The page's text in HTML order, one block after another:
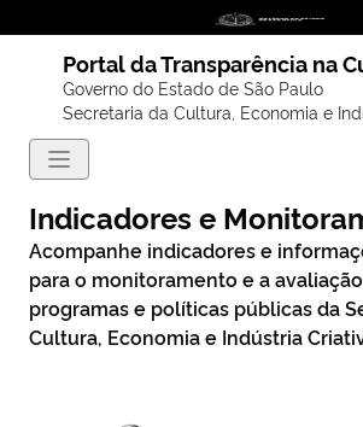
Portal da Transparência na
Governo do Estado de São Paulo
Secretaria da Cultura, Economia e
Indicadores e
Acompanhe indicadores e
para o monitoramento e a
programas e políticas públicas da
Cultura, Economia e Indústria